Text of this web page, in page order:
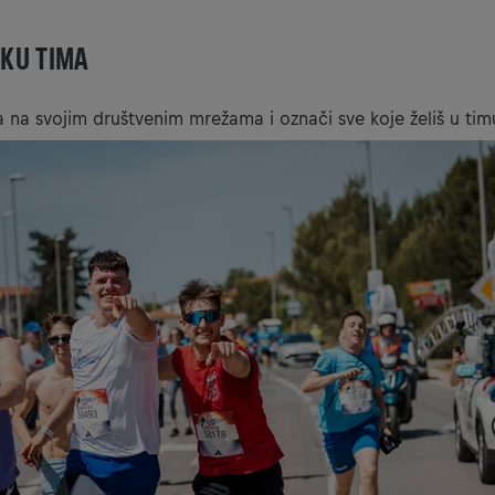
TIMA
na svojim društvenim mrežama i označi sve koje želiš u